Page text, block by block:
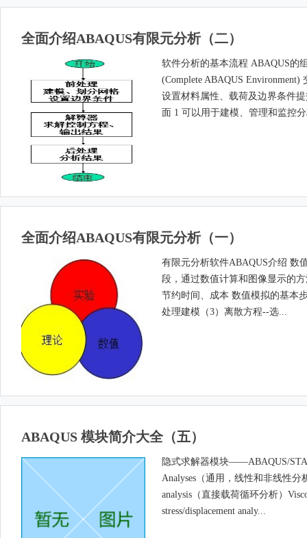
全面介绍ABAQUS有限元分析（二）
软件分析的基本流程 ABAQUS的
(Complete ABAQUS
设置材料属性、载荷及边界条件
面 1 可以用于建模、管理和监控
全面介绍ABAQUS有限元分析（一）
有限元分析软件ABAQUS介绍 数
段，通过数值计算和图像显示的
节约时间、成本 数值模拟的基本
处理建模（3）离散方程--选...
ABAQUS 模块简介大全（五）
隐式求解器模块——ABAQUS/
Analyses（通用，线性和非线性分
analysis（直接载荷循环分析）
stress/displacement analy...